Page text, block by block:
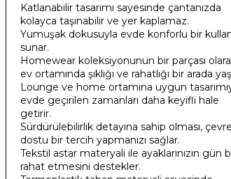
Katlanabilir tasarımı sayesinde çantanızda
kolayca taşınabilir ve yer kaplamaz.
Yumuşak dokusuyla evde konforlu bir
sunar.
Homewear koleksiyonunun bir parçası
ev ortamında şıklığı ve rahatlığı bir arada
Lounge ve home ortamına uygun
evde geçirilen zamanları daha keyifli hale
getirir.
Sürdürülebilirlik detayına sahip olması, çevre
dostu bir tercih yapmanızı sağlar.
Tekstil astar materyali ile ayaklarınızın gün
rahat etmesini destekler.